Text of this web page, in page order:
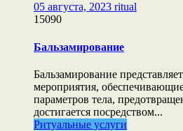
05 августа, 2023 ritual
15090
Бальзамирование
Бальзамирование
мероприятия,
параметров тела,
достигается посредством...
Ритуальные услуги